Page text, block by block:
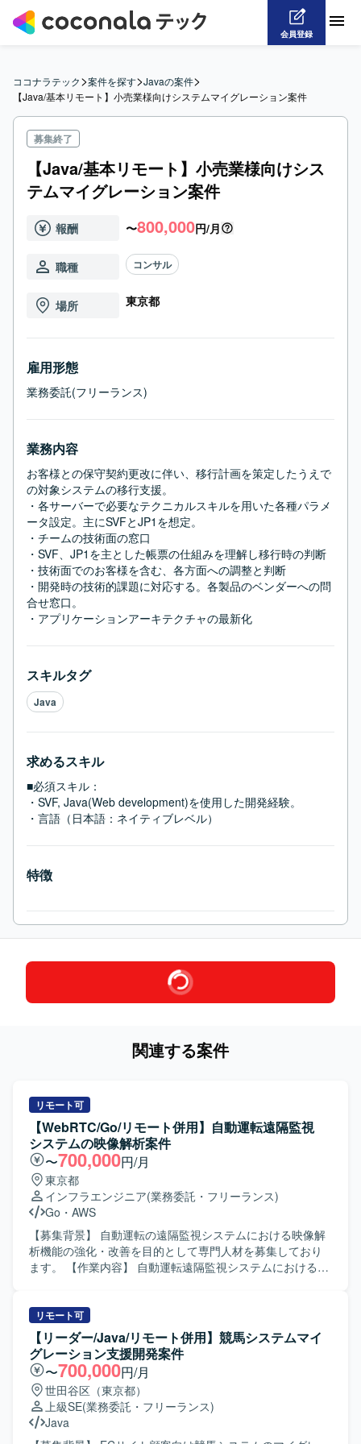
会員登録
ココナラテック>案件を探す>Javaの案件>
【Java/基本リモート】小売業様向けシステムマイグレーション案件
募集終了
【Java/基本リモート】小売業様向けシス
テムマイグレーション案件
報酬 〜800,000円/月
職種 コンサル
場所 東京都
雇用形態
業務委託(フリーランス)
業務内容
お客様との保守契約更改に伴い、移行計画を策定したうえで
の対象システムの移行支援。
・各サーバーで必要なテクニカルスキルを用いた各種パラメ
ータ設定。主にSVFとJP1を想定。
・チームの技術面の窓口
・SVF、JP1を主とした帳票の仕組みを理解し移行時の判断
・技術面でのお客様を含む、各方面への調整と判断
・開発時の技術的課題に対応する。各製品のベンダーへの問
合せ窓口。
・アプリケーションアーキテクチャの最新化
スキルタグ
Java
求めるスキル
■必須スキル：
・SVF, Java(Web development)を使用した開発経験。
・言語（日本語：ネイティブレベル）
特徴
関連する案件
リモート可
【WebRTC/Go/リモート併用】自動運転遠隔監視
システムの映像解析案件
〜700,000円/月
東京都
インフラエンジニア(業務委託・フリーランス)
Go ・ AWS
【募集背景】 自動運転の遠隔監視システムにおける映像解
析機能の強化・改善を目的として専門人材を募集しており
ます。 【作業内容】 自動運転遠隔監視システムにおける映
出・改善検討などを行っていただきます。 【求める人物
像】 自律的に業務を推進し、関係者と円滑にコミュニケー
ションを取りながら問題解決に取り組んでいただける方を
求めております。技術的な検証やデバッグ作業を粘り強く
行っていただける方が望ましいです。 【ポジションの魅
力】 自動運転という先端領域の遠隔監視システムに携わる
ことで、映像解析や映像伝達プロトコルに関する高度な知
見を深めていただけます。今後の事業展開にもつながるシ
リモート可
【リーダー/Java/リモート併用】競馬システムマイ
グレーション支援開発案件
〜700,000円/月
世田谷区（東京都）
上級SE(業務委託・フリーランス)
Java